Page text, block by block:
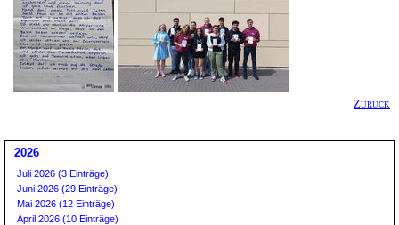
Zurück
2026
Juli 2026 (3 Einträge)
Juni 2026 (29 Einträge)
Mai 2026 (12 Einträge)
April 2026 (10 Einträge)